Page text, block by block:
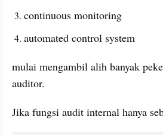
continuous monitoring
automated control system
mulai mengambil alih banyak
auditor.
Jika fungsi audit internal hanya